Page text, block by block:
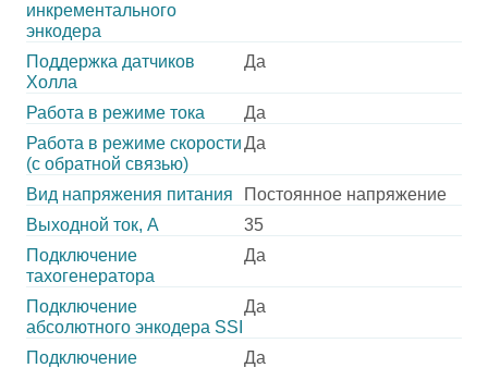
инкрементального
энкодера
Поддержка датчиков
Холла
Да
Работа в режиме тока
Да
Работа в режиме скорости
(с обратной связью)
Да
Вид напряжения питания
Постоянное напряжение
Выходной ток, А
35
Подключение
тахогенератора
Да
Подключение
абсолютного энкодера SSI
Да
Подключение
Да